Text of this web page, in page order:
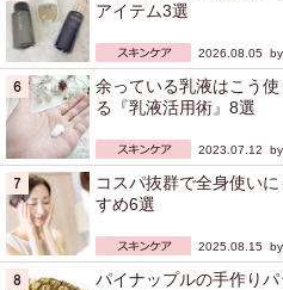
アイテム3選
2026.08.05 by
余っている乳液はこう
る『乳液活用術』8選
2023.07.12 by
コスパ抜群で全身使い
すめ6選
2025.08.15 by
パイナップルの手作り